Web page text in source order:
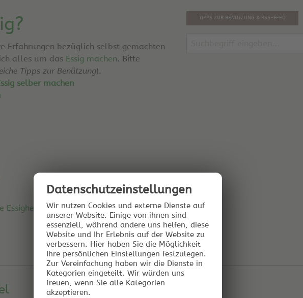
Datenschutz­einstellungen
Wir nutzen Cookies und externe Dienste auf
unserer Website. Einige von ihnen sind
essenziell, während andere uns helfen, diese
Website und Ihr Erlebnis auf der Website zu
verbessern. Hier haben Sie die Möglichkeit
Ihre persönlichen Einstellungen festzulegen.
Zur Vereinfachung haben wir die Dienste in
Kategorien eingeteilt. Wir würden uns
freuen, wenn Sie alle Kategorien
akzeptieren.
Erfahrungen bezüglich selbst gemachten
alles um das Essig machen. Bitte
Tipps zur Benützung).
selber machen
TIPPS ZUR BENUTZUNG & RSS-FEED
Essigherstellung haben